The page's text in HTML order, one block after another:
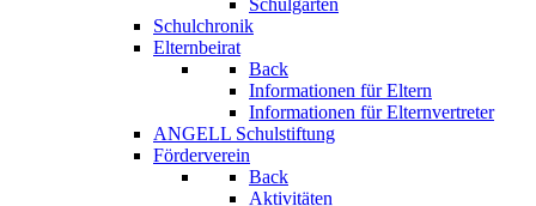
Schulgarten
Schulchronik
Elternbeirat
Back
Informationen für Eltern
Informationen für Elternvertreter
ANGELL Schulstiftung
Förderverein
Back
Aktivitäten